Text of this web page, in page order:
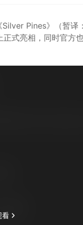
Silver Pines》（暂译：
式亮相，同时官方